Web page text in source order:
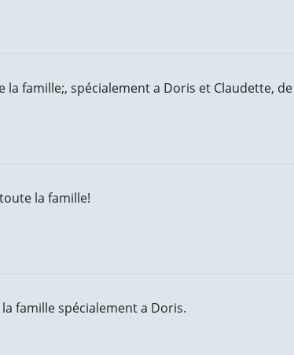
la famille;, spécialement a Doris et Claudette,
la famille!
famille spécialement a Doris.